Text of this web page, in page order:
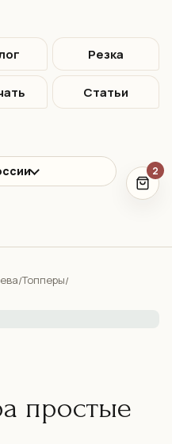
Резка
Статьи
2
/Топперы/
простые